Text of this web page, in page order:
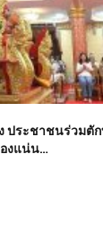
ระชาชนร่วมตัก
งแน่น…